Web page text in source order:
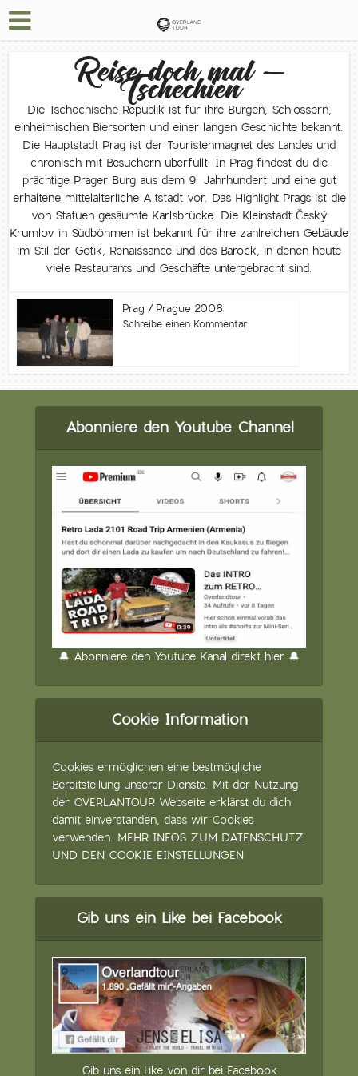
Reise doch mal –
Tschechien
Die Tschechische Republik ist für ihre Burgen, Schlössern,
einheimischen Biersorten und einer langen Geschichte bekannt.
Die Hauptstadt Prag ist der Touristenmagnet des Landes und
chronisch mit Besuchern überfüllt. In Prag findest du die
prächtige Prager Burg aus dem 9. Jahrhundert und eine gut
erhaltene mittelalterliche Altstadt vor. Das Highlight Prags ist die
von Statuen gesäumte Karlsbrücke. Die Kleinstadt Český
Krumlov in Südböhmen ist bekannt für ihre zahlreichen Gebäude
im Stil der Gotik, Renaissance und des Barock, in denen heute
viele Restaurants und Geschäfte untergebracht sind.
Prag / Prague 2008
Schreibe einen Kommentar
Abonniere den Youtube Channel
🔔 Abonniere den Youtube Kanal direkt hier 🔔
Cookie Information
Cookies ermöglichen eine bestmögliche
Bereitstellung unserer Dienste. Mit der Nutzung
der OVERLANTOUR Webseite erklärst du dich
damit einverstanden, dass wir Cookies
verwenden. MEHR INFOS ZUM DATENSCHUTZ
UND DEN COOKIE EINSTELLUNGEN
Gib uns ein Like bei Facebook
Gib uns ein Like von dir bei Facebook